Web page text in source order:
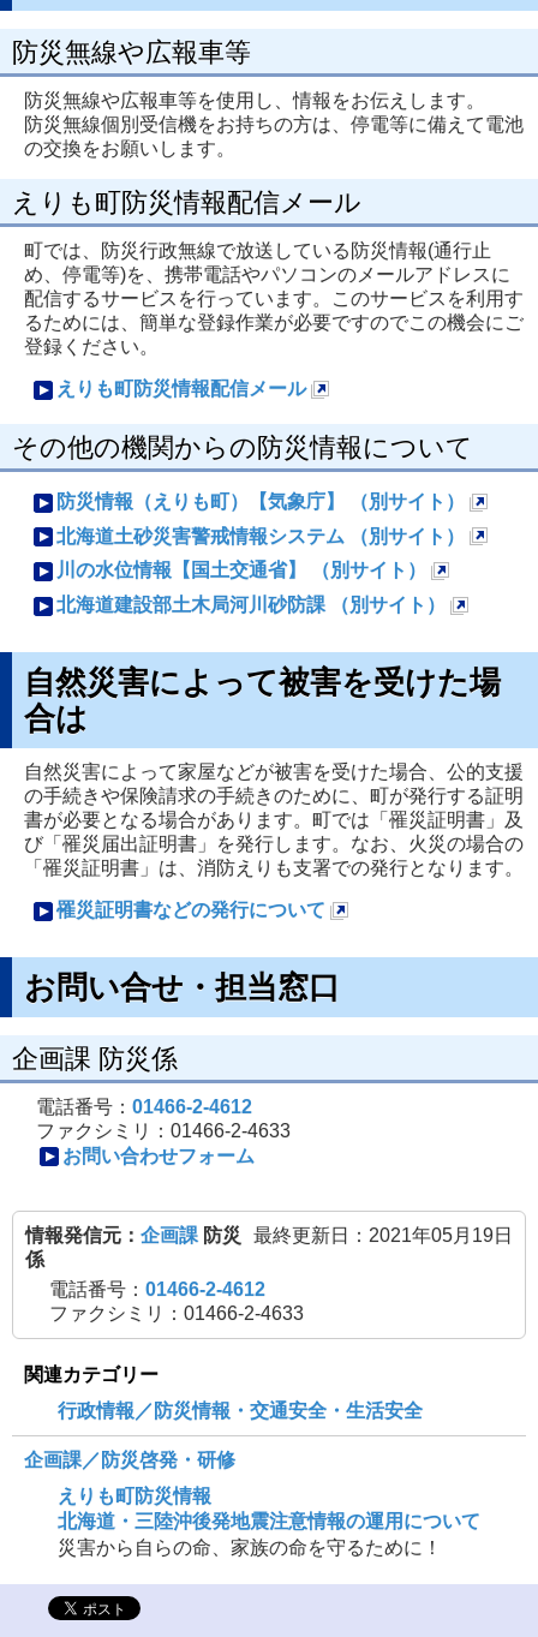
防災無線や広報車等
防災無線や広報車等を使用し、情報をお伝えします。
防災無線個別受信機をお持ちの方は、停電等に備えて電池
の交換をお願いします。
えりも町防災情報配信メール
町では、防災行政無線で放送している防災情報(通行止
め、停電等)を、携帯電話やパソコンのメールアドレスに
配信するサービスを行っています。このサービスを利用す
るためには、簡単な登録作業が必要ですのでこの機会にご
登録ください。
えりも町防災情報配信メール
規
ジ
で
開
き
ま
その他の機関からの防災情報について
防災情報（えりも町）【気象庁】 （別サイト）
新
ジ
で
き
ま
す
北海道土砂災害警戒情報システム （別サイト）
ー
ジ
開
き
ま
す
川の水位情報【国土交通省】 （別サイト）
新
ペ
ー
で
開
き
ま
北海道建設部土木局河川砂防課 （別サイト）
規
ペ
ジ
で
開
き
自然災害によって被害を受けた場
合は
自然災害によって家屋などが被害を受けた場合、公的支援
の手続きや保険請求の手続きのために、町が発行する証明
書が必要となる場合があります。町では「罹災証明書」及
び「罹災届出証明書」を発行します。なお、火災の場合の
「罹災証明書」は、消防えりも支署での発行となります。
罹災証明書などの発行について
規
ペ
ー
ま
す
お問い合せ・担当窓口
企画課 防災係
電話番号： 01466-2-4612
ファクシミリ：01466-2-4633
お問い合わせフォーム
最終更新日：2021年05月19日
情報発信元： 企画課 防災
係
電話番号： 01466-2-4612
ファクシミリ：01466-2-4633
関連カテゴリー
行政情報／防災情報・交通安全・生活安全
企画課／防災啓発・研修
えりも町防災情報
北海道・三陸沖後発地震注意情報の運用について
災害から自らの命、家族の命を守るために！